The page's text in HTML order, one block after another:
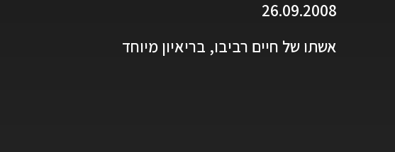
26.09.2008
אשתו של חיים רביבו, בריאיון מיוחד